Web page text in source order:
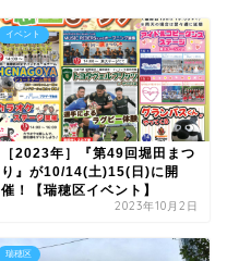
イベント
［2023年］『第49回堀田まつ
り』が10/14(土)15(日)に開
催！【瑞穂区イベント】
2023年10月2日
瑞穂区